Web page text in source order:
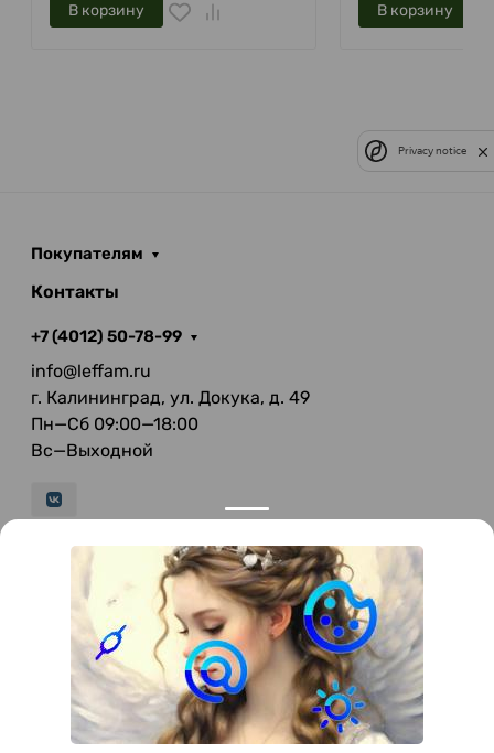
В корзину В корзину
Покупателям
Контакты
+7 (4012) 50-78-99
info@leffam.ru
г. Калининград, ул. Докука, д. 49
Пн—Сб 09:00—18:00
Вс—Выходной
© 2026 LeFFAM — материалы для качественной
мягкой мебели
Получение и обработка персональных данных происходит в
соответствии с Федеральным законом от 27.07.2006 года №152-ФЗ
"О персональных данных", на условиях и для целей, определенных
Политикой конфиденциальности.
Все права защищены. Использование информации с сайта без
разрешения запрещено. Информация, указанная на сайте, не
является публичной офертой.
ООО "Мебель-Холл" ИНН: 3904613126 ОГРН: 1103925020517
Privacy notice